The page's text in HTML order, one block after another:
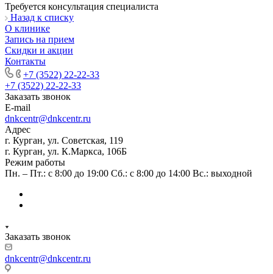
Требуется консультация специалиста
Назад к списку
О клинике
Запись на прием
Скидки и акции
Контакты
+7 (3522) 22-22-33
+7 (3522) 22-22-33
Заказать звонок
E-mail
dnkcentr@dnkcentr.ru
Адрес
г. Курган, ул. Советская, 119
г. Курган, ул. К.Маркса, 106Б
Режим работы
Пн. – Пт.: с 8:00 до 19:00 Сб.: с 8:00 до 14:00 Вс.: выходной
Заказать звонок
dnkcentr@dnkcentr.ru